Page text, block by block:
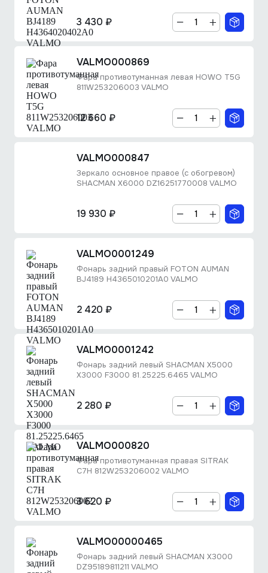
3 430 ₽
VALMO000869
Фара противотуманная левая HOWO T5G
811W253206003 VALMO
12 660 ₽
VALMO000847
Зеркало основное правое (с обогревом)
SHACMAN X6000 DZ16251770008 VALMO
19 930 ₽
VALMO0001249
Фонарь задний правый FOTON AUMAN
BJ4189 H4365010201A0 VALMO
2 420 ₽
VALMO0001242
Фонарь задний левый SHACMAN X5000
X3000 F3000 81.25225.6465 VALMO
2 280 ₽
VALMO000820
Фара противотуманная правая SITRAK
С7Н 812W253206002 VALMO
3 620 ₽
VALMO00000465
Фонарь задний левый SHACMAN X3000
DZ95189811211 VALMO